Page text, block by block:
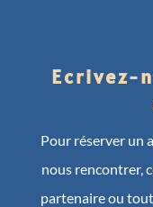
Ecrivez-
Pour réserver un
nous rencontrer,
partenaire ou